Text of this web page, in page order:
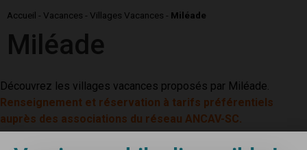
Accueil - Vacances - Villages Vacances - Miléade
Miléade
Découvrez les villages vacances proposés par Miléade.
Renseignement et réservation à tarifs préférentiels
auprès des associations du réseau ANCAV-SC.